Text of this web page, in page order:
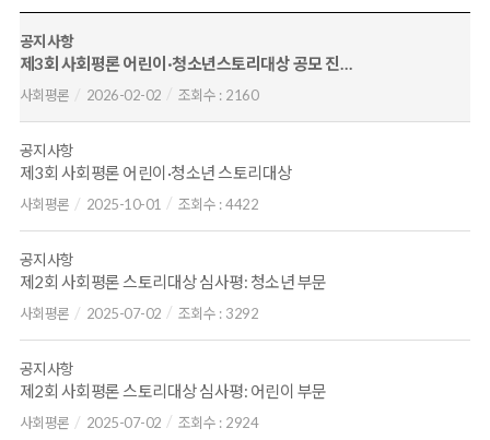
공지사항
제3회 사회평론 어린이·청소년스토리대상 공모 진행 연기 안내
사회평론 2026-02-02 조회수 : 2160
공지사항
제3회 사회평론 어린이·청소년 스토리대상
사회평론 2025-10-01 조회수 : 4422
공지사항
제2회 사회평론 스토리대상 심사평: 청소년 부문
사회평론 2025-07-02 조회수 : 3292
공지사항
제2회 사회평론 스토리대상 심사평: 어린이 부문
사회평론 2025-07-02 조회수 : 2924